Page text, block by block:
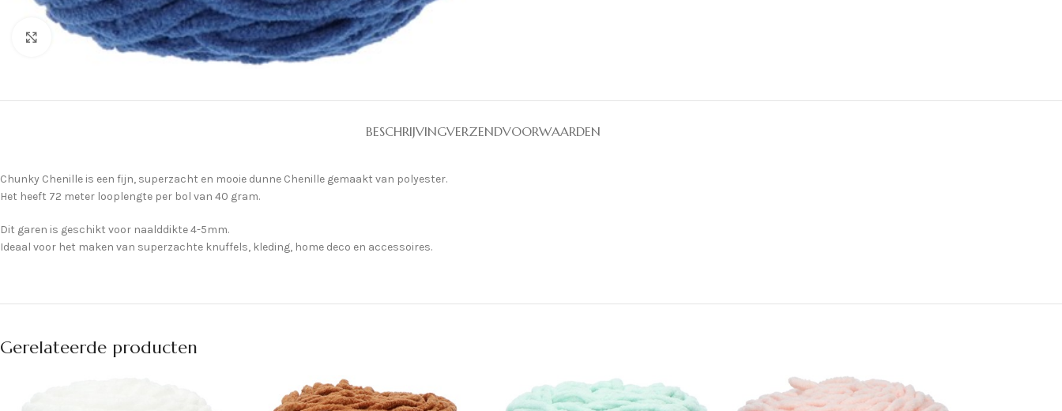
Klik om te vergroten
BESCHRIJVINGVERZENDVOORWAARDEN
Chunky Chenille is een fijn, superzacht en mooie dunne Chenille gemaakt van polyester.
Het heeft 72 meter looplengte per bol van 40 gram.
Dit garen is geschikt voor naalddikte 4-5mm.
Ideaal voor het maken van superzachte knuffels, kleding, home deco en accessoires.
Gerelateerde producten